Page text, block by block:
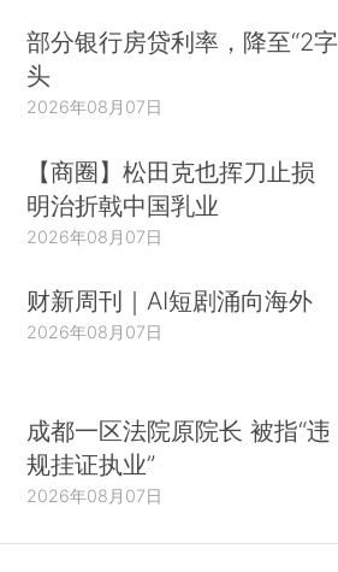
部分银行房贷利率，降至“2字
头
2026年08月07日
【商圈】松田克也挥刀止损
明治折戟中国乳业
2026年08月07日
财新周刊｜AI短剧涌向海外
2026年08月07日
成都一区法院原院长 被指“违
规挂证执业”
2026年08月07日